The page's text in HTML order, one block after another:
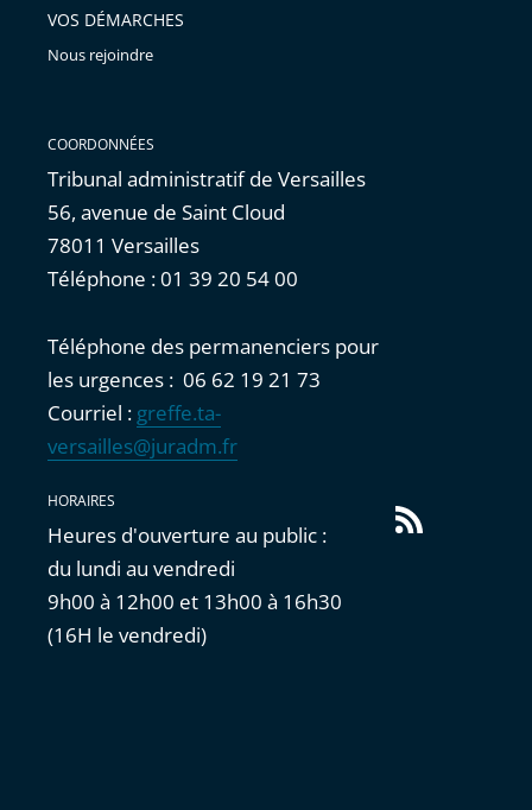
VOS DÉMARCHES
Nous rejoindre
COORDONNÉES
Tribunal administratif de Versailles
56, avenue de Saint Cloud
78011 Versailles
Téléphone : 01 39 20 54 00
Téléphone des permanenciers pour
les urgences : 06 62 19 21 73
Courriel : greffe.ta-
versailles@juradm.fr
HORAIRES
Heures d'ouverture au public :
du lundi au vendredi
9h00 à 12h00 et 13h00 à 16h30
(16H le vendredi)
Flux
RSS